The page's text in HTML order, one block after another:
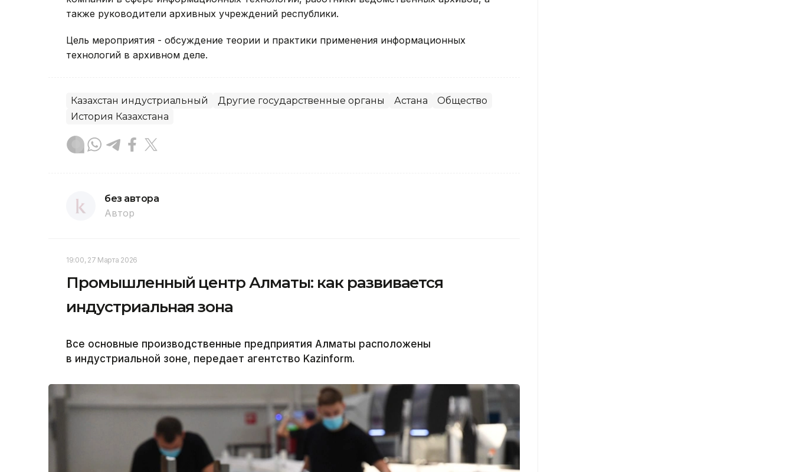
также руководители архивных учреждений республики.
Цель мероприятия - обсуждение теории и практики применения информационных
технологий в архивном деле.
Казахстан индустриальный Другие государственные органы Астана
Общество
История Казахстана
без автора
Автор
19:00, 27 Марта 2026
Промышленный центр Алматы: как развивается
индустриальная зона
Все основные производственные предприятия Алматы расположены
в индустриальной зоне, передает агентство Kazinform.